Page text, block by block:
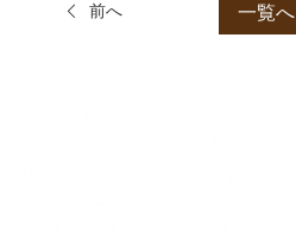
前へ 一覧へ